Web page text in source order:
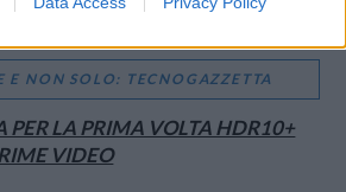
E NON SOLO: TECNOGAZZETTA
PER LA PRIMA VOLTA HDR10+
VIDEO